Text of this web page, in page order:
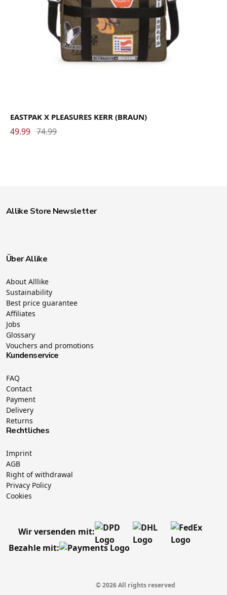
EASTPAK X PLEASURES KERR (BRAUN)
49.99 74.99
Allike Store Newsletter
Über Allike
About Alllike
Sustainability
Best price guarantee
Affiliates
Jobs
Glossary
Vouchers and promotions
Kundenservice
FAQ
Contact
Payment
Delivery
Returns
Rechtliches
Imprint
AGB
Right of withdrawal
Privacy Policy
Cookies
Wir versenden mit:
Bezahle mit:
© 2026 All rights reserved